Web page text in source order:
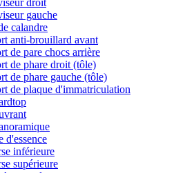
droit
gauche
calandre
anti-brouillard avant
de pare chocs arrière
de phare droit (tôle)
de phare gauche (tôle)
de plaque d'immatriculation
d'essence
inférieure
supérieure